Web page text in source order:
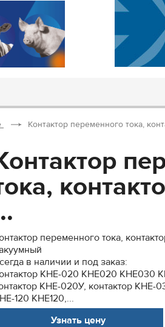
Контактор переменного тока,
переменного тока,
в наличии и под заказ:
КНЕ-020 КНЕ020 КНЕ030
КНЕ-020У, контактор
120 КНЕ120,...
Узнать цену